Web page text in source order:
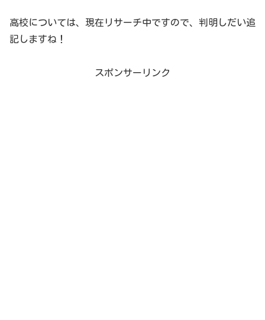
高校については、現在リサーチ中ですので、判明しだい追
記しますね！
スポンサーリンク